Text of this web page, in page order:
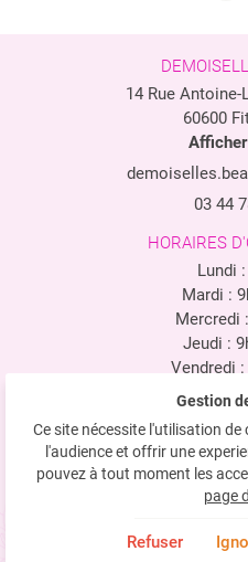
14 Rue
60600
03 44
HORAIRES
Lundi
Mardi :
Mercredi
Jeudi :
Vendredi :
Samedi :
Conditions
Politique de
Gestion
Ce site nécessite l'utilisation
l'audience et offrir une
pouvez à tout moment les
page
Refuser